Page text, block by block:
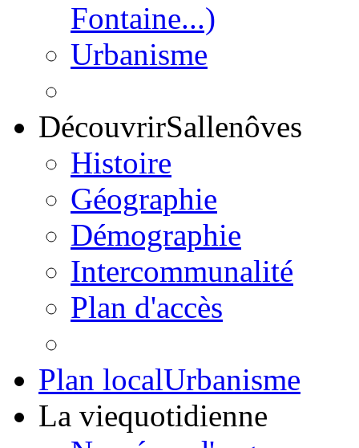
Fontaine...)
Urbanisme
DécouvrirSallenôves
Histoire
Géographie
Démographie
Intercommunalité
Plan d'accès
Plan localUrbanisme
La viequotidienne